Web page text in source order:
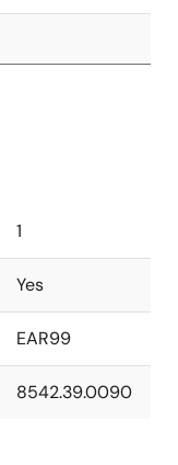
1
Yes
EAR99
8542.39.0090